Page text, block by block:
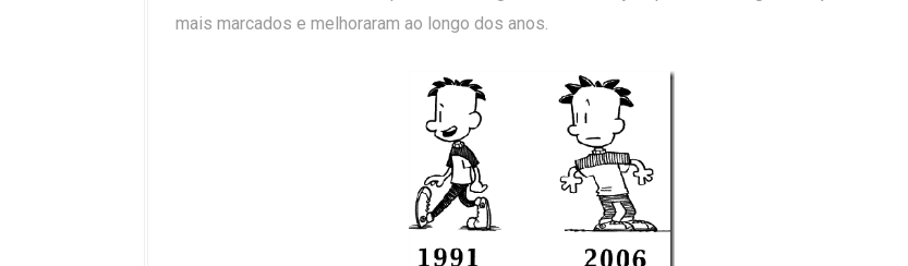
mais marcados e melhoraram ao longo dos anos.